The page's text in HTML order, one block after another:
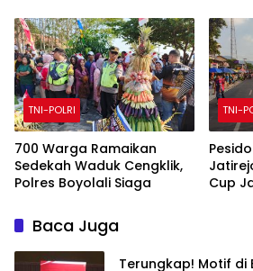
Juta
TNI-POLRI
700 Warga Ramaikan
Sedekah Waduk Cengklik,
Polres Boyolali Siaga
TNI-
Cup
Baca Juga
Terungkap! Motif di